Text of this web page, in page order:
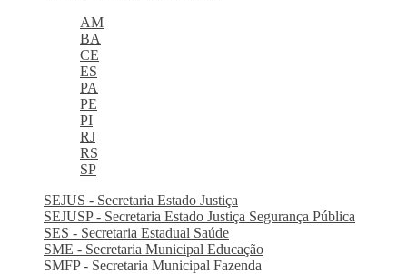
AM
BA
CE
ES
PA
PE
PI
RJ
RS
SP
SEJUS - Secretaria Estado Justiça
SEJUSP - Secretaria Estado Justiça Segurança Pública
SES - Secretaria Estadual Saúde
SME - Secretaria Municipal Educação
SMFP - Secretaria Municipal Fazenda